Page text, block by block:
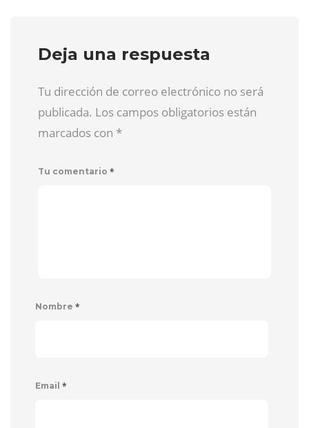
Deja una respuesta
Tu dirección de correo electrónico no será
publicada. Los campos obligatorios están
marcados con *
Tu comentario *
Nombre *
Email *